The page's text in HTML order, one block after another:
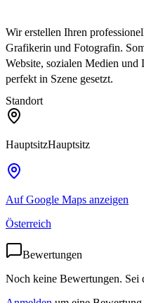
Wir erstellen Ihren
Grafikerin und Fotografin.
Website, sozialen Medien
perfekt in Szene gesetzt.
Standort
HauptsitzHauptsitz
Auf Google Maps anzeigen
Österreich
Bewertungen
Noch keine Bewertungen. Sei